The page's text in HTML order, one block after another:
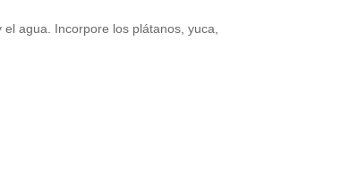
agua. Incorpore los plátanos, yuca,